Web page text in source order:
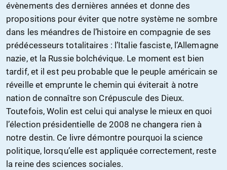
évènements des dernières années et donne des
propositions pour éviter que notre système ne sombre
dans les méandres de l’histoire en compagnie de ses
prédécesseurs totalitaires : l’Italie fasciste, l’Allemagne
nazie, et la Russie bolchévique. Le moment est bien
tardif, et il est peu probable que le peuple américain se
réveille et emprunte le chemin qui éviterait à notre
nation de connaître son Crépuscule des Dieux.
Toutefois, Wolin est celui qui analyse le mieux en quoi
l’élection présidentielle de 2008 ne changera rien à
notre destin. Ce livre démontre pourquoi la science
politique, lorsqu’elle est appliquée correctement, reste
la reine des sciences sociales.